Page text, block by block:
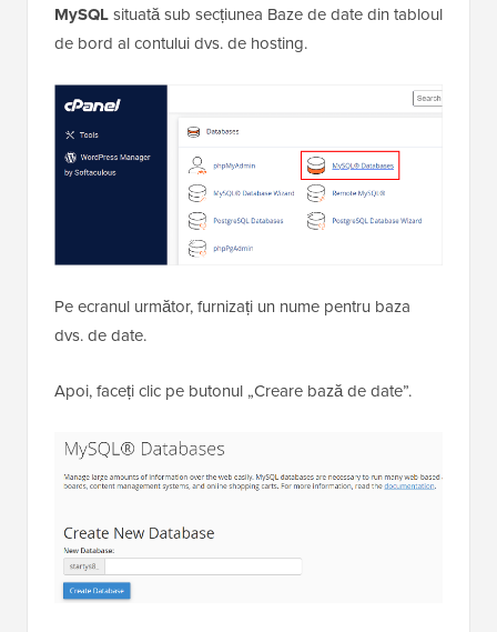
MySQLsituată sub secțiunea Baze de date din tabloul
de bord al contului dvs. de hosting.
Pe ecranul următor, furnizați un nume pentru baza
dvs. de date.
Apoi, faceți clic pe butonul „Creare bază de date”.